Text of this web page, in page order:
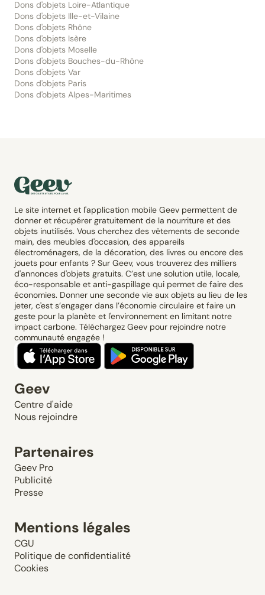
Dons d'objets Loire-Atlantique
Dons d'objets Ille-et-Vilaine
Dons d'objets Rhône
Dons d'objets Isère
Dons d'objets Moselle
Dons d'objets Bouches-du-Rhône
Dons d'objets Var
Dons d'objets Paris
Dons d'objets Alpes-Maritimes
Le site internet et l'application mobile Geev permettent de
donner et récupérer gratuitement de la nourriture et des
objets inutilisés. Vous cherchez des vêtements de seconde
main, des meubles d'occasion, des appareils
électroménagers, de la décoration, des livres ou encore des
jouets pour enfants ? Sur Geev, vous trouverez des milliers
d'annonces d'objets gratuits. C’est une solution utile, locale,
éco-responsable et anti-gaspillage qui permet de faire des
économies. Donner une seconde vie aux objets au lieu de les
jeter, c'est s’engager dans l’économie circulaire et faire un
geste pour la planète et l'environnement en limitant notre
impact carbone. Téléchargez Geev pour rejoindre notre
communauté engagée !
Geev
Centre d'aide
Nous rejoindre
Partenaires
Geev Pro
Publicité
Presse
Mentions légales
CGU
Politique de confidentialité
Cookies